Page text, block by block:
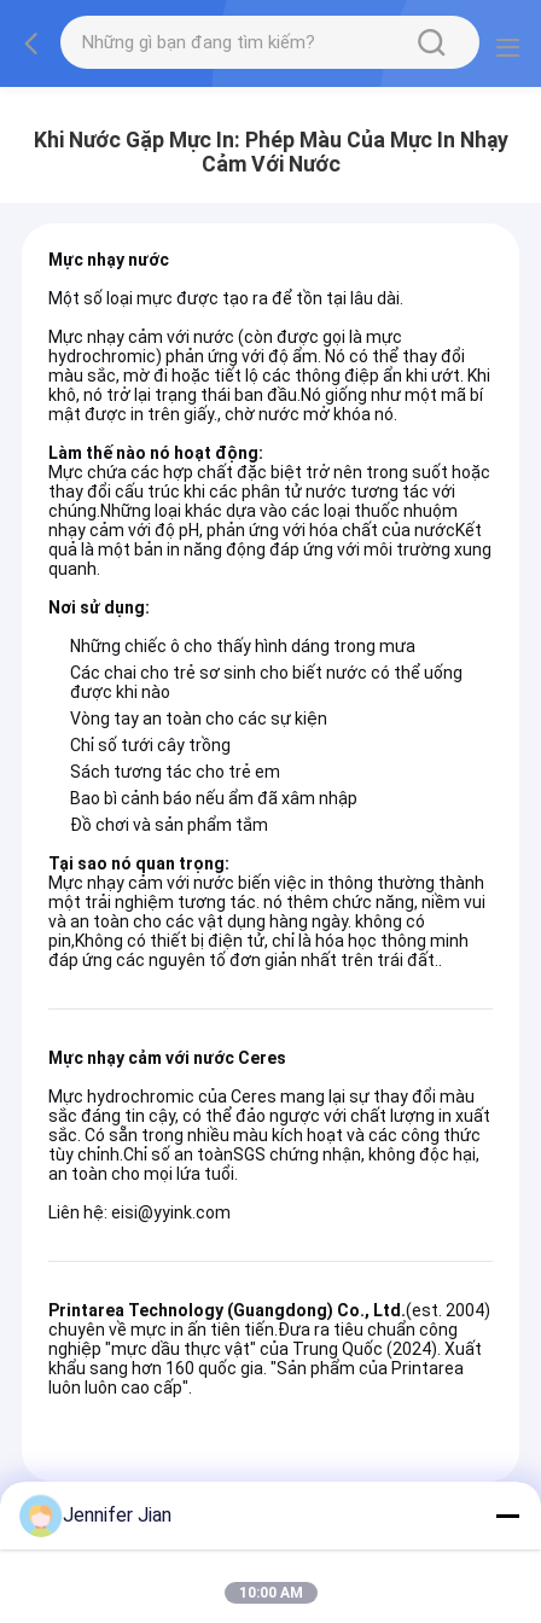
Khi Nước Gặp Mực In: Phép Màu Của Mực In Nhạy
Cảm Với Nước
Mực nhạy nước
Một số loại mực được tạo ra để tồn tại lâu dài.
Mực nhạy cảm với nước (còn được gọi là mực
hydrochromic) phản ứng với độ ẩm. Nó có thể thay đổi
màu sắc, mờ đi hoặc tiết lộ các thông điệp ẩn khi ướt. Khi
khô, nó trở lại trạng thái ban đầu.Nó giống như một mã bí
mật được in trên giấy., chờ nước mở khóa nó.
Làm thế nào nó hoạt động:
Mực chứa các hợp chất đặc biệt trở nên trong suốt hoặc
thay đổi cấu trúc khi các phân tử nước tương tác với
chúng.Những loại khác dựa vào các loại thuốc nhuộm
nhạy cảm với độ pH, phản ứng với hóa chất của nướcKết
quả là một bản in năng động đáp ứng với môi trường xung
quanh.
Nơi sử dụng:
Những chiếc ô cho thấy hình dáng trong mưa
Các chai cho trẻ sơ sinh cho biết nước có thể uống
được khi nào
Vòng tay an toàn cho các sự kiện
Chỉ số tưới cây trồng
Sách tương tác cho trẻ em
Bao bì cảnh báo nếu ẩm đã xâm nhập
Đồ chơi và sản phẩm tắm
Tại sao nó quan trọng:
Mực nhạy cảm với nước biến việc in thông thường thành
một trải nghiệm tương tác. nó thêm chức năng, niềm vui
và an toàn cho các vật dụng hàng ngày. không có
pin,Không có thiết bị điện tử, chỉ là hóa học thông minh
đáp ứng các nguyên tố đơn giản nhất trên trái đất..
Mực nhạy cảm với nước Ceres
Mực hydrochromic của Ceres mang lại sự thay đổi màu
sắc đáng tin cậy, có thể đảo ngược với chất lượng in xuất
sắc. Có sẵn trong nhiều màu kích hoạt và các công thức
tùy chỉnh.Chỉ số an toànSGS chứng nhận, không độc hại,
an toàn cho mọi lứa tuổi.
Liên hệ: eisi@yyink.com
Printarea Technology (Guangdong) Co., Ltd.(est. 2004)
chuyên về mực in ấn tiên tiến.Đưa ra tiêu chuẩn công
nghiệp "mực dầu thực vật" của Trung Quốc (2024). Xuất
khẩu sang hơn 160 quốc gia. "Sản phẩm của Printarea
luôn luôn cao cấp".
Các Sản Phẩm Được Khuyến Cáo
Jennifer Jian
10:00 AM